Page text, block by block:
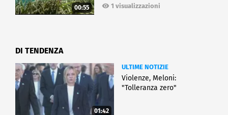
00:55 1 visualizzazioni
DI TENDENZA
01:42
ULTIME NOTIZIE
Violenze, Meloni:
"Tolleranza zero"